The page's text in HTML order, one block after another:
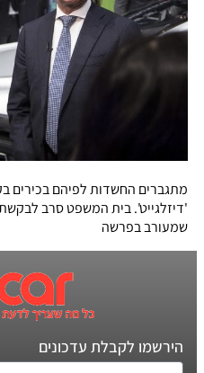
מתגברים החשדות לפיהם בכירים
'דיזלגייט'. בית המשפט סרב
שמעורב בפרשה
הירשמו לקבלת עדכונים